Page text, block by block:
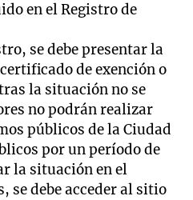
en el Registro de
se debe presentar la
de exención o
la situación no se
no podrán realizar
públicos de la Ciudad
por un período de
la situación en el
se debe acceder al sitio